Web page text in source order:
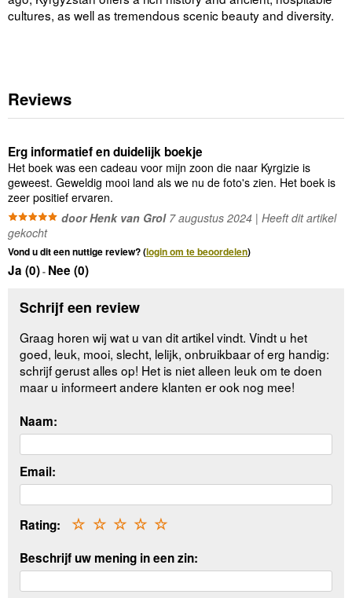
cultures, as well as tremendous scenic beauty and diversity.
Reviews
Erg informatief en duidelijk boekje
Het boek was een cadeau voor mijn zoon die naar Kyrgizie is
geweest. Geweldig mooi land als we nu de foto's zien. Het boek is
zeer positief ervaren.
door Henk van Grol7 augustus 2024 | Heeft dit artikel
gekocht
Vond u dit een nuttige review? (login om te beoordelen)
Ja (0)- Nee (0)
Schrijf een review
Graag horen wij wat u van dit artikel vindt. Vindt u het
goed, leuk, mooi, slecht, lelijk, onbruikbaar of erg handig:
schrijf gerust alles op! Het is niet alleen leuk om te doen
maar u informeert andere klanten er ook nog mee!
Naam:
Email:
Rating: ☆
☆
☆
☆
☆
Beschrijf uw mening in een zin: